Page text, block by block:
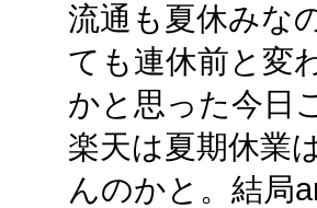
流通も夏休みな
ても連休前と変
かと思った今日
楽天は夏期休業
んのかと。結局